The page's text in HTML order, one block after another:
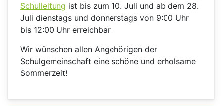
Schulleitung ist bis zum 10. Juli und ab dem 28.
Juli dienstags und donnerstags von 9:00 Uhr
bis 12:00 Uhr erreichbar.
Wir wünschen allen Angehörigen der
Schulgemeinschaft eine schöne und erholsame
Sommerzeit!